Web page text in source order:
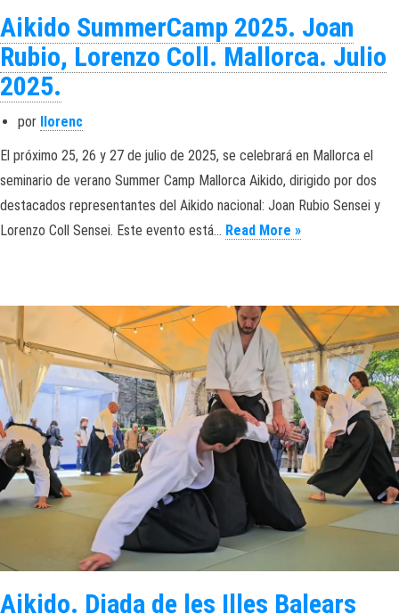
Aikido SummerCamp 2025. Joan
Rubio, Lorenzo Coll. Mallorca. Julio
2025.
por llorenc
El próximo 25, 26 y 27 de julio de 2025, se celebrará en Mallorca el
seminario de verano Summer Camp Mallorca Aikido, dirigido por dos
destacados representantes del Aikido nacional: Joan Rubio Sensei y
Lorenzo Coll Sensei. Este evento está… Read More »Aikido
Aikido. Diada de les Illes Balears